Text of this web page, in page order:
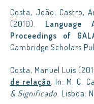
Costa, João; Castro,
(2010). Language
Proceedings of
Cambridge Scholars
Costa, Manuel Luís
de relação. In: M. C.
& Significado. Lisboa: